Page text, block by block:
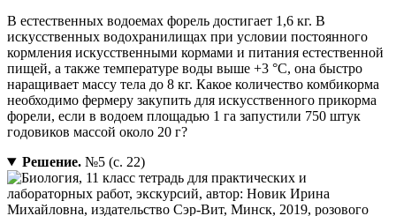
В естественных водоемах форель достигает 1,6 кг. В
искусственных водохранилищах при условии постоянного
кормления искусственными кормами и питания естественной
пищей, а также температуре воды выше +3 °С, она быстро
наращивает массу тела до 8 кг. Какое количество комбикорма
необходимо фермеру закупить для искусственного прикорма
форели, если в водоем площадью 1 га запустили 750 штук
годовиков массой около 20 г?
Решение.№5 (с. 22)